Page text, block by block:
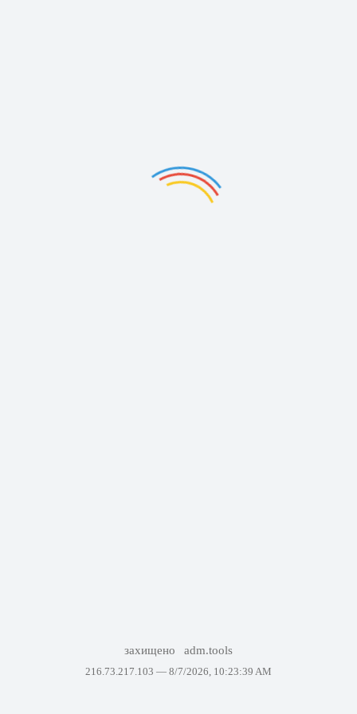
захищено adm.tools
216.73.217.103 — 8/7/2026, 10:23:39 AM